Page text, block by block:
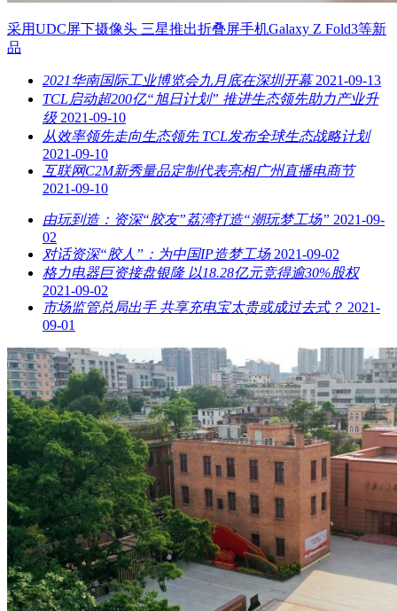
采用UDC屏下摄像头 三星推出折叠屏手机Galaxy Z Fold3等新
品
2021华南国际工业博览会九月底在深圳开幕 2021-09-13
TCL启动超200亿“旭日计划” 推进生态领先助力产业升
级 2021-09-10
从效率领先走向生态领先 TCL发布全球生态战略计划
2021-09-10
互联网C2M新秀量品定制代表亮相广州直播电商节
2021-09-10
由玩到造：资深“胶友”荔湾打造“潮玩梦工场” 2021-09-
02
对话资深“胶人”：为中国IP造梦工场 2021-09-02
格力电器巨资接盘银隆 以18.28亿元竞得逾30%股权
2021-09-02
市场监管总局出手 共享充电宝太贵或成过去式？ 2021-
09-01